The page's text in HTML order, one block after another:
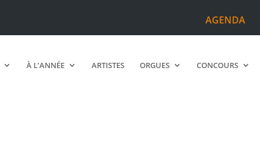
AGENDA
À L’ANNÉE ARTISTES ORGUES CONCOURS